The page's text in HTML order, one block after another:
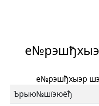
е№рэшђхыэр
Ърыю№шїэюёђ